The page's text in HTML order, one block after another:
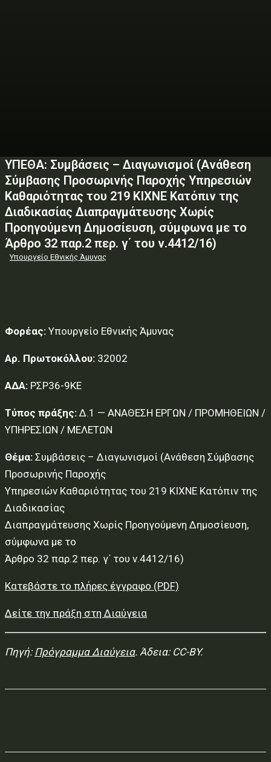
ΥΠΕΘΑ: Συμβάσεις – Διαγωνισμοί (Ανάθεση
Σύμβασης Προσωρινής Παροχής Υπηρεσιών
Καθαριότητας του 219 ΚΙΧΝΕ Κατόπιν της
Διαδικασίας Διαπραγμάτευσης Χωρίς
Προηγούμενη Δημοσίευση, σύμφωνα με το
Άρθρο 32 παρ.2 περ. γ΄ του ν.4412/16)
Υπουργείο Εθνικής Άμυνας
Φορέας: Υπουργείο Εθνικής Άμυνας
Αρ. Πρωτοκόλλου: 32002
ΑΔΑ: ΡΣΡ36-9ΚΕ
Τύπος πράξης: Δ.1 — ΑΝΑΘΕΣΗ ΕΡΓΩΝ / ΠΡΟΜΗΘΕΙΩΝ /
ΥΠΗΡΕΣΙΩΝ / ΜΕΛΕΤΩΝ
Θέμα: Συμβάσεις – Διαγωνισμοί (Ανάθεση Σύμβασης
Προσωρινής Παροχής
Υπηρεσιών Καθαριότητας του 219 ΚΙΧΝΕ Κατόπιν της
Διαδικασίας
Διαπραγμάτευσης Χωρίς Προηγούμενη Δημοσίευση,
σύμφωνα με το
Άρθρο 32 παρ.2 περ. γ΄ του ν.4412/16)
Κατεβάστε το πλήρες έγγραφο (PDF)
Δείτε την πράξη στη Διαύγεια
Πηγή: Πρόγραμμα Διαύγεια. Άδεια: CC-BY.